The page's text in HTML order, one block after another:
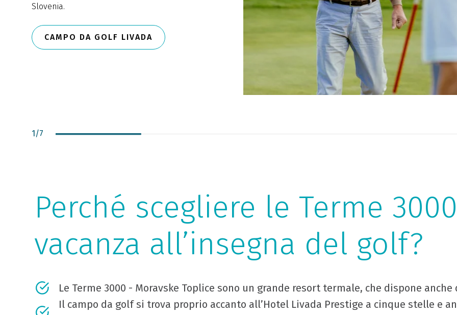
Slovenia.
CAMPO DA GOLF LIVADA
una conformazione prevalentemente pianeggiante,
organizzato come un parco naturale. A ogni passo vi
offre tanta ombra per un gioco confortevole anche
nelle calde giornate estive.
CAMPO DA GOLF PTUJ
1 /7
Perché scegliere le Terme
vacanza all’insegna del golf?
Le Terme 3000 - Moravske Toplice sono un grande resort termale, che dispone
Il campo da golf si trova proprio accanto all’Hotel Livada Prestige a cinque stelle e